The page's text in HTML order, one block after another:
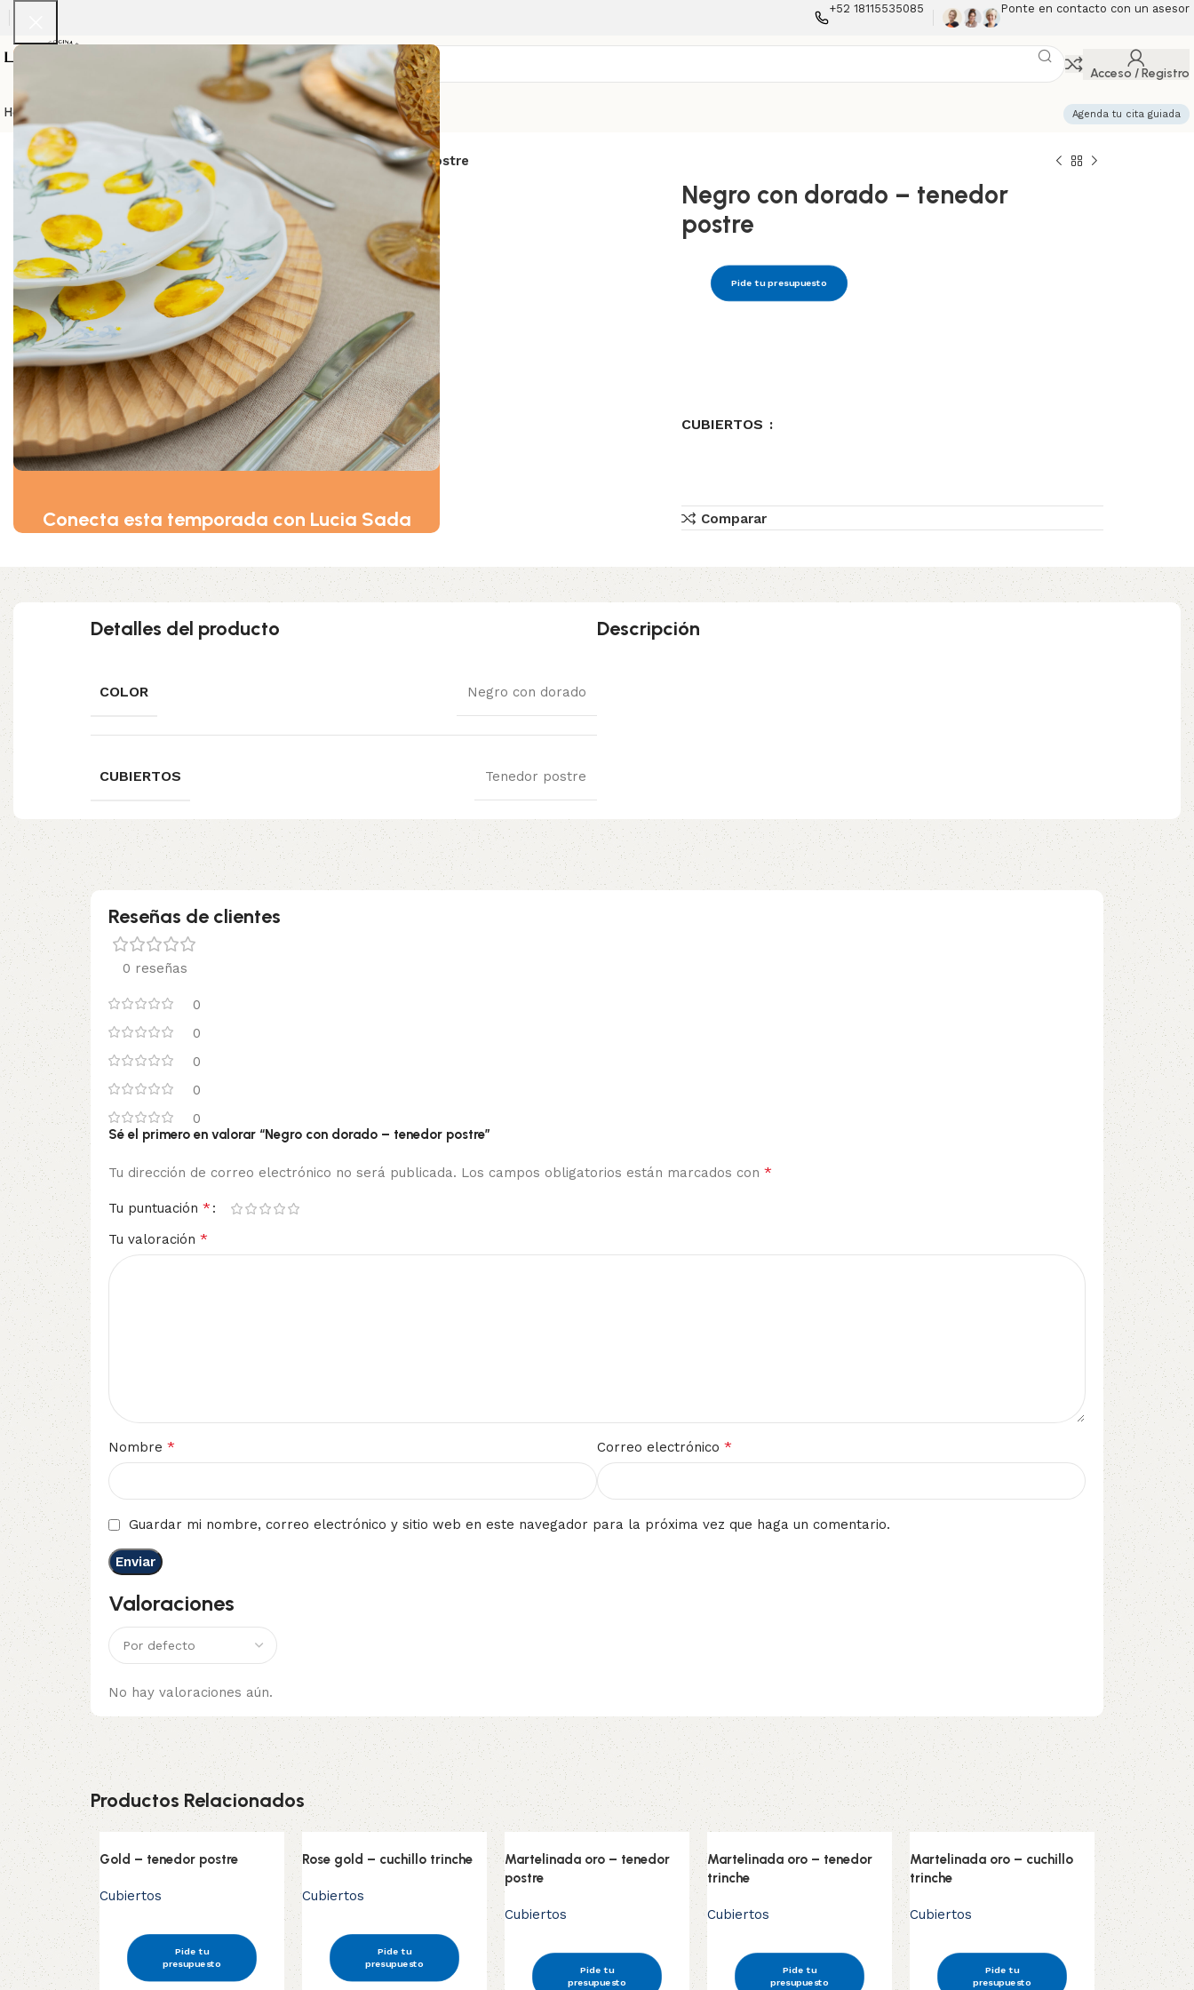
Conecta esta temporada con Lucia Sada
+52 18115535085 Ponte en contacto con un asesor
Acceso / Registro
Home CristaleriaCubiertos CalentadoresManteleria Agenda tu cita guiada
Cubiertos Negro con dorado – tenedor postre
Negro con dorado – tenedor
postre
Pide tu presupuesto
CUBIERTOS
Comparar
Detalles del producto
COLOR Negro con dorado
CUBIERTOS Tenedor postre
Descripción
Reseñas de clientes
0 reseñas
0
0
0
0
0
Valoraciones
No hay valoraciones aún.
Sé el primero en valorar “Negro con dorado – tenedor postre”
Tu dirección de correo electrónico no será publicada. Los campos obligatorios están marcados con *
Tu puntuación *
Tu valoración *
Nombre * Correo electrónico *
Guardar mi nombre, correo electrónico y sitio web en este navegador para la próxima vez que haga un comentario.
Productos Relacionados
Gold – tenedor postre
Cubiertos
Pide tu
presupuesto
Rose gold – cuchillo trinche
Cubiertos
Pide tu
presupuesto
Martelinada oro – tenedor
postre
Cubiertos
Pide tu
presupuesto
Martelinada oro – tenedor
trinche
Cubiertos
Pide tu
presupuesto
Martelinada oro – cuchillo
trinche
Cubiertos
Pide tu
presupuesto